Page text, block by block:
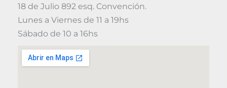
18 de Julio 892 esq. Convención.
Lunes a Viernes de 11 a 19hs
Sábado de 10 a 16hs